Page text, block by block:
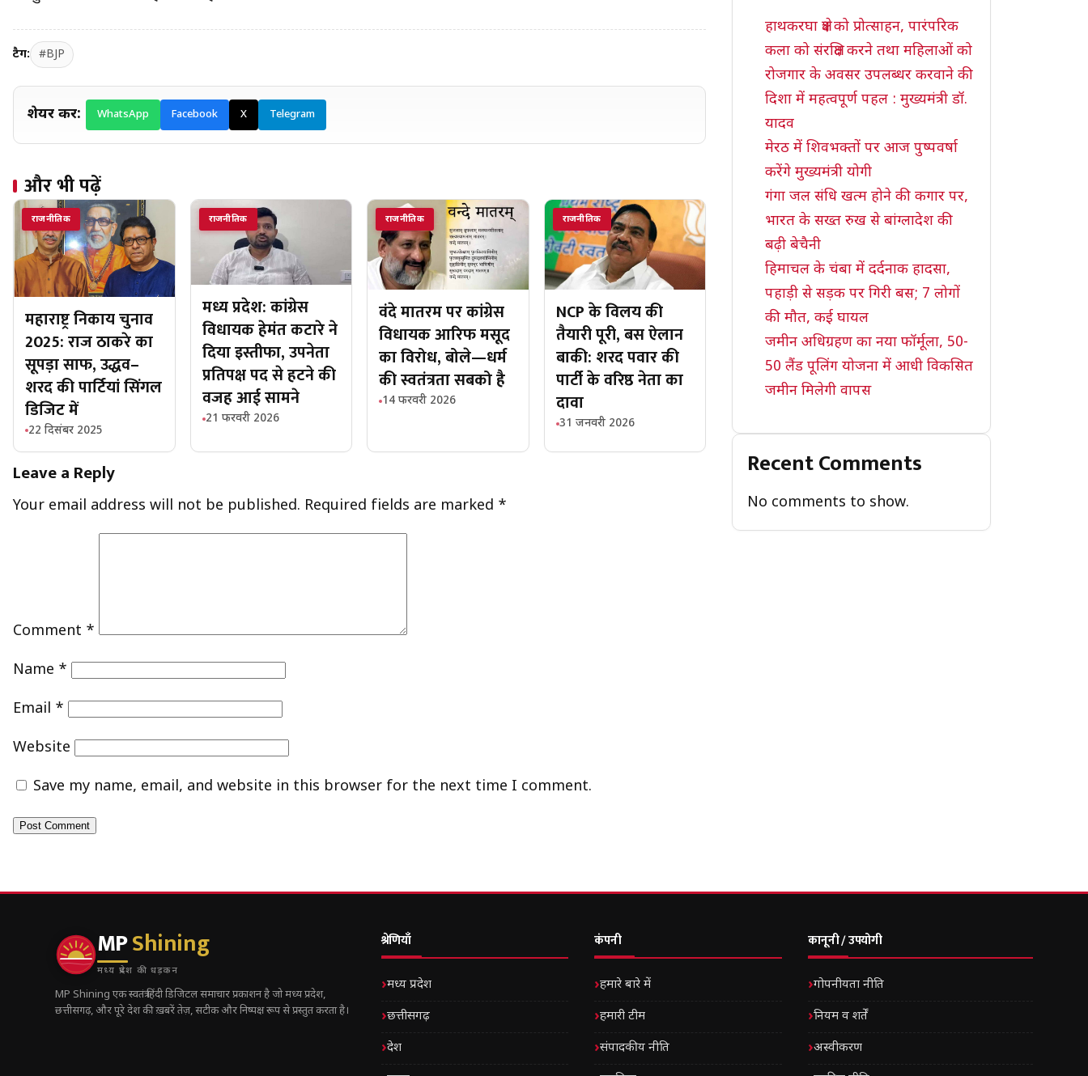
टैग: #BJP
शेयर करें: WhatsApp Facebook X Telegram
और भी पढ़ें
राजनीतिक
महाराष्ट्र निकाय चुनाव
2025: राज ठाकरे का
सूपड़ा साफ, उद्धव–
शरद की पार्टियां सिंगल
डिजिट में
22 दिसंबर 2025
राजनीतिक
मध्य प्रदेश: कांग्रेस
विधायक हेमंत कटारे ने
दिया इस्तीफा, उपनेता
प्रतिपक्ष पद से हटने की
वजह आई सामने
21 फरवरी 2026
राजनीतिक
वंदे मातरम पर कांग्रेस
विधायक आरिफ मसूद
का विरोध, बोले—धर्म
की स्वतंत्रता सबको है
14 फरवरी 2026
राजनीतिक
NCP के विलय की
तैयारी पूरी, बस ऐलान
बाकी: शरद पवार की
पार्टी के वरिष्ठ नेता का
दावा
31 जनवरी 2026
Leave a Reply
Your email address will not be published. Required fields are marked *
Comment *
Name *
Email *
Website
Save my name, email, and website in this browser for the next time I comment.
हाथकरघा क्षेत्र को प्रोत्साहन, पारंपरिक
कला को संरक्षित करने तथा महिलाओं को
रोजगार के अवसर उपलब्धर करवाने की
दिशा में महत्वपूर्ण पहल : मुख्यमंत्री डॉ.
यादव
मेरठ में शिवभक्तों पर आज पुष्पवर्षा
करेंगे मुख्यमंत्री योगी
गंगा जल संधि खत्म होने की कगार पर,
भारत के सख्त रुख से बांग्लादेश की
बढ़ी बेचैनी
हिमाचल के चंबा में दर्दनाक हादसा,
पहाड़ी से सड़क पर गिरी बस; 7 लोगों
की मौत, कई घायल
जमीन अधिग्रहण का नया फॉर्मूला, 50-
50 लैंड पूलिंग योजना में आधी विकसित
जमीन मिलेगी वापस
Recent Comments
No comments to show.
MPShining
मध्य प्रदेश की धड़कन
MP Shining एक स्वतंत्र हिंदी डिजिटल समाचार प्रकाशन है जो मध्य प्रदेश,
छत्तीसगढ़, और पूरे देश की ख़बरें तेज़, सटीक और निष्पक्ष रूप से प्रस्तुत करता है।
श्रेणियाँ
मध्य प्रदेश
छत्तीसगढ़
देश
कंपनी
हमारे बारे में
हमारी टीम
संपादकीय नीति
कानूनी / उपयोगी
गोपनीयता नीति
नियम व शर्तें
अस्वीकरण